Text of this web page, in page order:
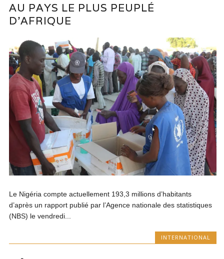
AU PAYS LE PLUS PEUPLÉ
D’AFRIQUE
Le Nigéria compte actuellement 193,3 millions d’habitants
d’après un rapport publié par l’Agence nationale des statistiques
(NBS) le vendredi...
INTERNATIONAL